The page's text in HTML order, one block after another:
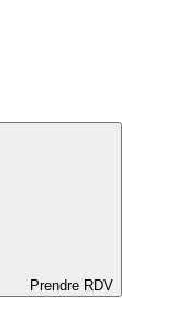
Prendre RDV